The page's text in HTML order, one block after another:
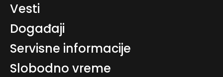
Vesti
Događaji
Servisne informacije
Slobodno vreme